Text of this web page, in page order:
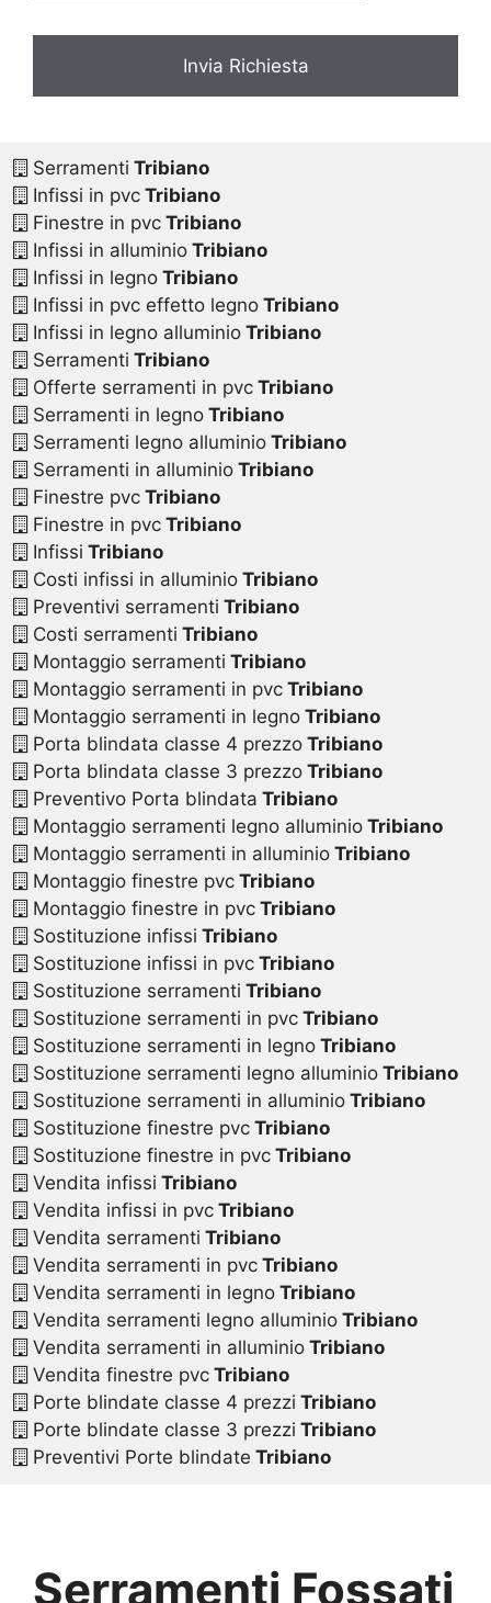
Serramenti Tribiano
Infissi in pvcTribiano
Finestre in pvcTribiano
Infissi in alluminioTribiano
Infissi in legnoTribiano
Infissi in pvc effetto legnoTribiano
Infissi in legno alluminioTribiano
Serramenti Tribiano
Offerte serramenti in pvcTribiano
Serramenti in legnoTribiano
Serramenti legno alluminioTribiano
Serramenti in alluminioTribiano
Finestre pvcTribiano
Finestre in pvcTribiano
Infissi Tribiano
Costi infissi in alluminioTribiano
Preventivi serramenti Tribiano
Costi serramenti Tribiano
Montaggio serramenti Tribiano
Montaggio serramenti in pvcTribiano
Montaggio serramenti in legnoTribiano
Porta blindata classe 4 prezzoTribiano
Porta blindata classe 3 prezzoTribiano
Preventivo Porta blindata Tribiano
Montaggio serramenti legno alluminioTribiano
Montaggio serramenti in alluminioTribiano
Montaggio finestre pvcTribiano
Montaggio finestre in pvcTribiano
Sostituzione infissi Tribiano
Sostituzione infissi in pvcTribiano
Sostituzione serramenti Tribiano
Sostituzione serramenti in pvcTribiano
Sostituzione serramenti in legnoTribiano
Sostituzione serramenti legno alluminioTribiano
Sostituzione serramenti in alluminioTribiano
Sostituzione finestre pvcTribiano
Sostituzione finestre in pvcTribiano
Vendita infissi Tribiano
Vendita infissi in pvcTribiano
Vendita serramenti Tribiano
Vendita serramenti in pvcTribiano
Vendita serramenti in legnoTribiano
Vendita serramenti legno alluminioTribiano
Vendita serramenti in alluminioTribiano
Vendita finestre pvcTribiano
Porte blindate classe 4 prezzi Tribiano
Porte blindate classe 3 prezzi Tribiano
Preventivi Porte blindate Tribiano
Serramenti Fossati